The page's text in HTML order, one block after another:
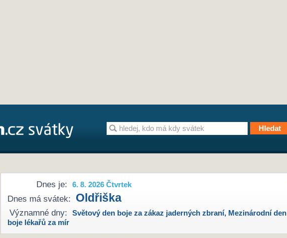
Dnes je: 6. 8. 2026 Čtvrtek
Dnes má svátek: Oldřiška
Významné dny: Světový den boje za zákaz jaderných zbraní, Mezinárodní den
boje lékařů za mír